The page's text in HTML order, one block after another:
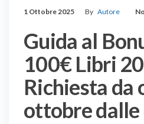
1 Ottobre 2025 By Autore
Guida al
100€ Libri
Richiesta da
ottobre